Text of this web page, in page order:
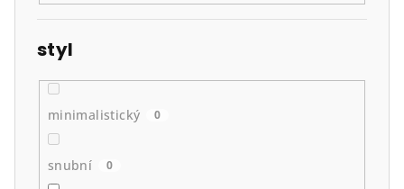
styl
minimalistický 0
snubní 0